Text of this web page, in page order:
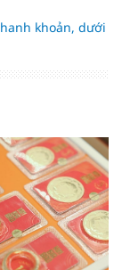
khoản, dưới